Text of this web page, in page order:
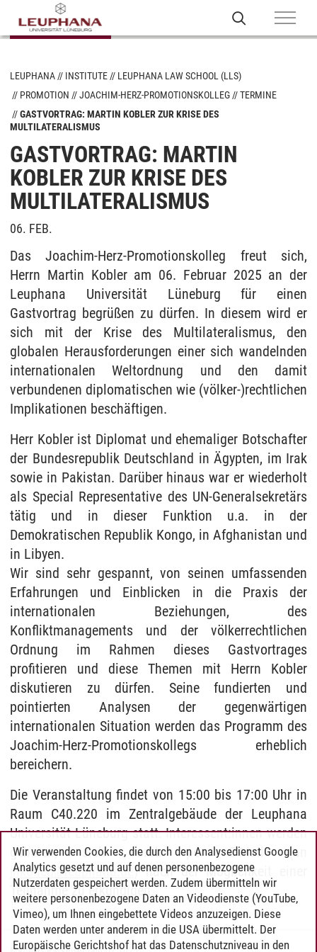
LEUPHANA INSTITUTE
LEUPHANA LAW SCHOOL (LLS)
PROMOTION
JOACHIM-HERZ-PROMOTIONSKOLLEG
TERMINE
GASTVORTRAG: MARTIN KOBLER ZUR KRISE DES
MULTILATERALISMUS
GASTVORTRAG: MARTIN
KOBLER ZUR KRISE DES
MULTILATERALISMUS
06. FEB.
Das Joachim-Herz-Promotionskolleg freut sich,
Herrn Martin Kobler am 06. Februar 2025 an der
Leuphana Universität Lüneburg für einen
Gastvortrag begrüßen zu dürfen. In diesem wird er
sich mit der Krise des Multilateralismus, den
globalen Herausforderungen einer sich wandelnden
internationalen Weltordnung und den damit
verbundenen diplomatischen wie (völker-)rechtlichen
Implikationen beschäftigen.
Herr Kobler ist Diplomat und ehemaliger Botschafter
der Bundesrepublik Deutschland in Ägypten, im Irak
sowie in Pakistan. Darüber hinaus war er wiederholt
als Special Representative des UN-Generalsekretärs
tätig und in dieser Funktion u.a. in der
Demokratischen Republik Kongo, in Afghanistan und
in Libyen.
Wir sind sehr gespannt, von seinen umfassenden
Erfahrungen und Einblicken in die Praxis der
internationalen Beziehungen, des
Konfliktmanagements und der völkerrechtlichen
Ordnung im Rahmen dieses Gastvortrages
profitieren und diese Themen mit Herrn Kobler
diskutieren zu dürfen. Seine fundierten und
pointierten Analysen der gegenwärtigen
internationalen Situation werden das Programm des
Joachim-Herz-Promotionskollegs erheblich
bereichern.
Die Veranstaltung findet von 15:00 bis 17:00 Uhr in
Raum C40.220 im Zentralgebäude der Leuphana
Universität Lüneburg statt. Interessent:innen werden
gebeten, sich vorab per E-Mail (an
jhkolleg@leuphana.de) nach der Möglichkeit einer
Teilnahme zu erkundigen.
Wir verwenden Cookies, die durch den Analysedienst Google
Analytics gesetzt und auf denen personenbezogene
Nutzerdaten gespeichert werden. Zudem übermitteln wir
weitere personenbezogene Daten an Videodienste (YouTube,
Vimeo), um Ihnen eingebettete Videos anzuzeigen. Diese
Daten werden unter anderem in die USA übermittelt. Der
Europäische Gerichtshof hat das Datenschutzniveau in den